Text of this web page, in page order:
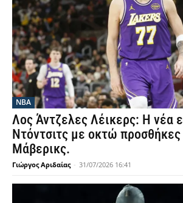
NBA
Λος Άντζελες Λέικερς: Η νέα
Ντόντσιτς με οκτώ
Μάβερικς.
Γιώργος Αριδαίας - 31/07/2026 16:41